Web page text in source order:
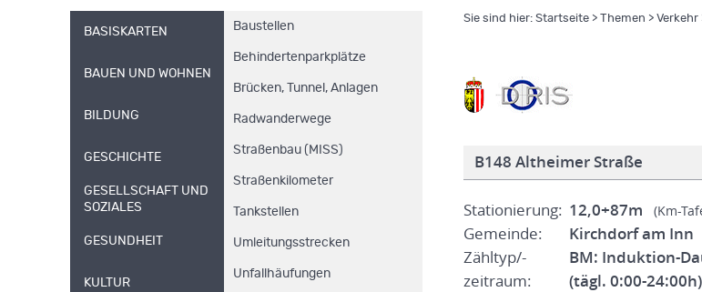
BASISKARTEN
BAUEN UND WOHNEN
BILDUNG
GESCHICHTE
GESELLSCHAFT UND
SOZIALES
GESUNDHEIT
KULTUR
Baustellen
Behindertenparkplätze
Brücken, Tunnel, Anlagen
Radwanderwege
Straßenbau (MISS)
Straßenkilometer
Tankstellen
Umleitungsstrecken
Unfallhäufungen
Sie sind hier: Startseite> Themen > Verkehr
B148 Altheimer Straße
Stationierung: 12,0+87m (Km-
Gemeinde: Kirchdorf am Inn
Zähltyp/-
zeitraum:
BM: Induktion-
(tägl. 0:00-24:00h)